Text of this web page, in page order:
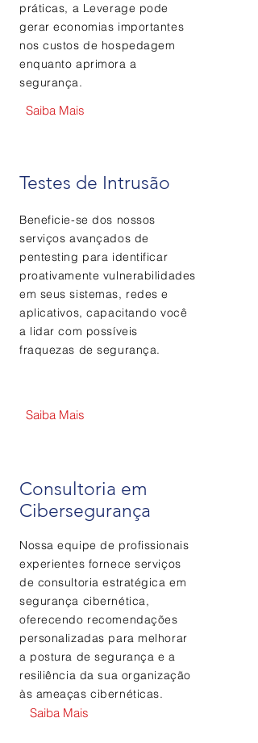
práticas, a Leverage pode
gerar economias importantes
nos custos de hospedagem
enquanto aprimora a
segurança.
Saiba Mais
Testes de Intrusão
Beneficie-se dos nossos
serviços avançados de
pentesting para identificar
proativamente vulnerabilidades
em seus sistemas, redes e
aplicativos, capacitando você
a lidar com possíveis
fraquezas de segurança.
Saiba Mais
Consultoria em
Cibersegurança
Nossa equipe de profissionais
experientes fornece serviços
de consultoria estratégica em
segurança cibernética,
oferecendo recomendações
personalizadas para melhorar
a postura de segurança e a
resiliência da sua organização
às ameaças cibernéticas.
Saiba Mais